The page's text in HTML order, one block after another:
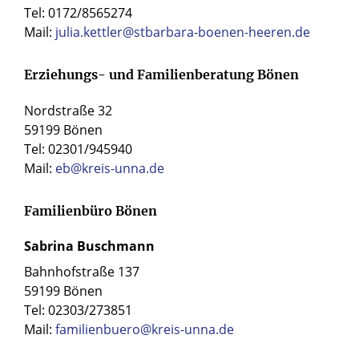
Berichterstattung berücksichtigt.
paderborn.de
Anliegen zum Thema
Team Prävention: erzbistum-
Menschen, die sexualisierte
eine Übersicht über
Kontaktpersonen unter
paderborn.de/anlaufstellen-
Unterstützungsangebote in
Anspruch nehmen – von der
Seelsorge für Betroffene und ihre
Angehörigen, über Hilfe bei der
(Kongresszentrum, Goldsaal)
Montag, 16. März 2026, 19
(Stadthalle, Großer Saal)
Rheda-Wiedenbrück (A2
Tel: 0172/8565274
Mail: julia.kettler@stbarbara-boenen-heeren.de
Erziehungs- und Familienberatung Bönen
Nordstraße 32
59199 Bönen
Tel: 02301/945940
Mail: eb@kreis-unna.de
Familienbüro Bönen
Sabrina Buschmann
Bahnhofstraße 137
59199 Bönen
Tel: 02303/273851
Mail: familienbuero@kreis-unna.de